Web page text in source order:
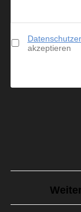
akzeptieren